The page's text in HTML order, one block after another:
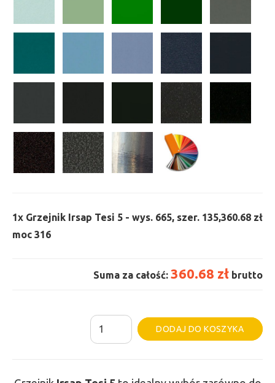
1x Grzejnik Irsap Tesi 5 - wys. 665, szer. 135,
moc 316
360.68 zł
Suma za całość: 360.68 zł brutto
ilość
Grzejnik
DODAJ DO KOSZYKA